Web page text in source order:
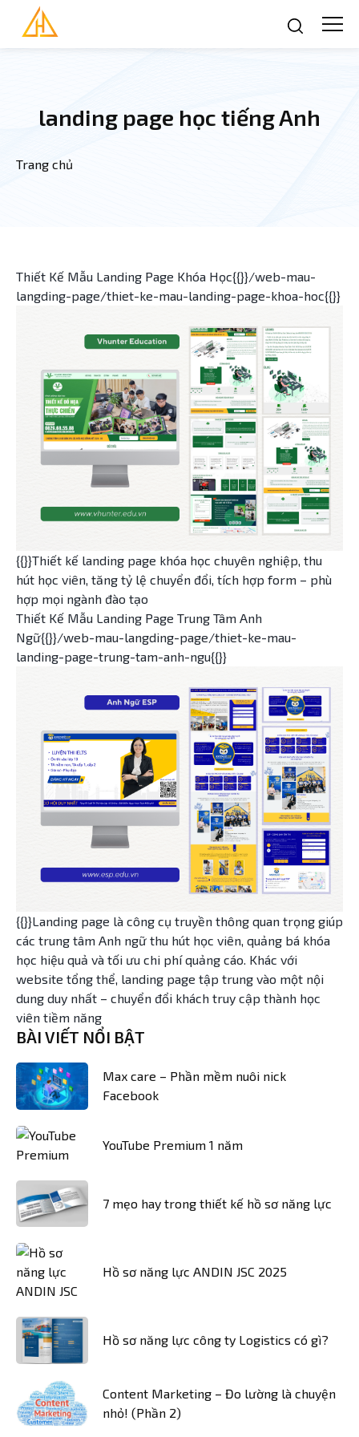
Nhảy đến nội dung
landing page học tiếng Anh
Bạn đang ở đây
Trang chủ
Thiết Kế Mẫu Landing Page Khóa Học{{}}/web-mau-
langding-page/thiet-ke-mau-landing-page-khoa-hoc{{}}
{{}}Thiết kế landing page khóa học chuyên nghiệp, thu
hút học viên, tăng tỷ lệ chuyển đổi, tích hợp form – phù
hợp mọi ngành đào tạo
Thiết Kế Mẫu Landing Page Trung Tâm Anh
Ngữ{{}}/web-mau-langding-page/thiet-ke-mau-
landing-page-trung-tam-anh-ngu{{}}
{{}}Landing page là công cụ truyền thông quan trọng giúp
các trung tâm Anh ngữ thu hút học viên, quảng bá khóa
học hiệu quả và tối ưu chi phí quảng cáo. Khác với
website tổng thể, landing page tập trung vào một nội
dung duy nhất – chuyển đổi khách truy cập thành học
viên tiềm năng
BÀI VIẾT NỔI BẬT
Max care – Phần mềm nuôi nick
Facebook
YouTube Premium 1 năm
7 mẹo hay trong thiết kế hồ sơ năng lực
Hồ sơ năng lực ANDIN JSC 2025
Hồ sơ năng lực công ty Logistics có gì?
Content Marketing – Đo lường là chuyện
nhỏ! (Phần 2)